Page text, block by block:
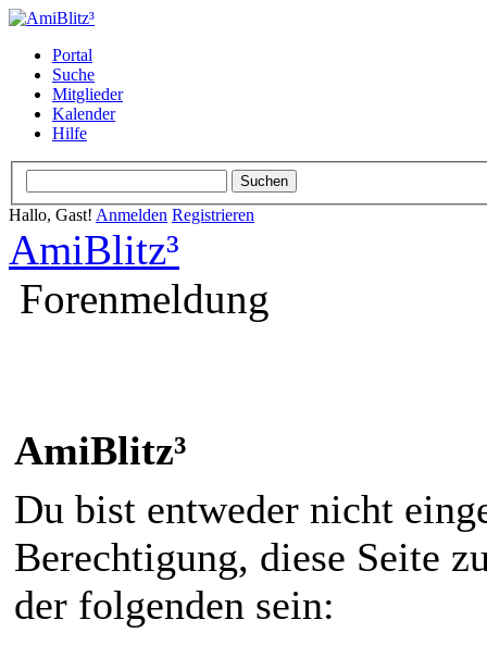
Portal
Suche
Mitglieder
Kalender
Hilfe
Hallo, Gast! Anmelden Registrieren
AmiBlitz³
Forenmeldung
AmiBlitz³
Du bist entweder nicht
Berechtigung, diese Seite
der folgenden sein: